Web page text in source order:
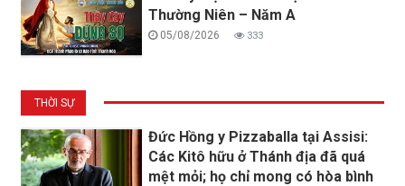
Thường Niên – Năm A
05/08/2026 333
THỜI SỰ
Đức Hồng y Pizzaballa tại Assisi:
Các Kitô hữu ở Thánh địa đã quá
mệt mỏi; họ chỉ mong có hòa bình